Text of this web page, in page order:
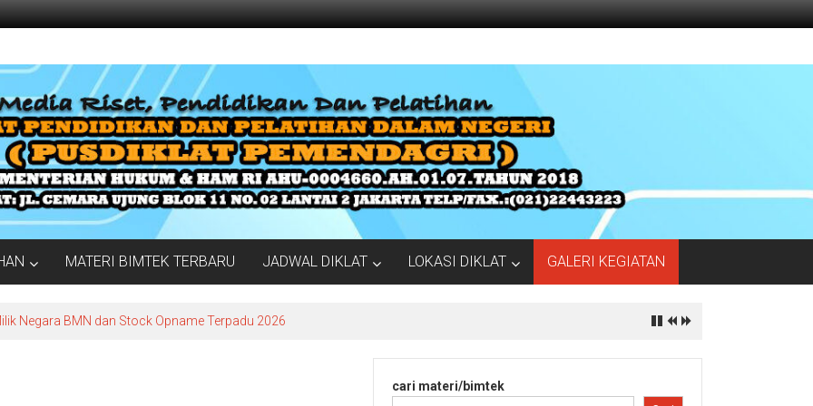
MATERI BIMTEK TERBARU JADWAL DIKLAT LOKASI DIKLAT GALERI KEGIATAN
Negara BMN dan Stock Opname Terpadu 2026
cari materi/bimtek